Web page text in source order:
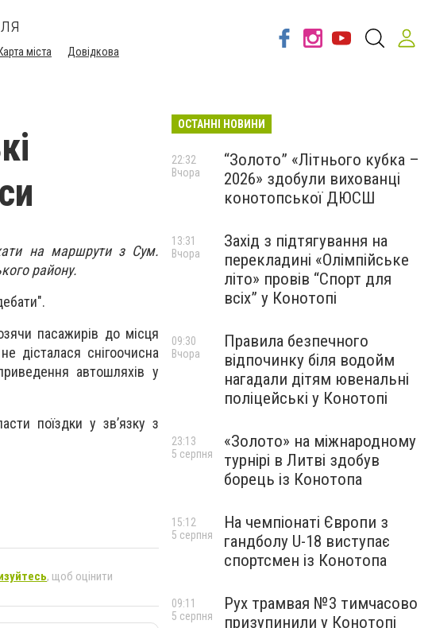
Карта міста Довідкова
на маршрути з Сум.
району.
пасажирів до місця
дісталася снігоочисна
автошляхів у
поїздки у зв’язку з
, щоб оцінити
ОСТАННІ НОВИНИ
“Золото” «Літнього кубка –
2026» здобули вихованці
конотопської ДЮСШ
22:32
Вчора
Захід з підтягування на
перекладині «Олімпійське
літо» провів “Спорт для
всіх” у Конотопі
13:31
Вчора
Правила безпечного
відпочинку біля водойм
нагадали дітям ювенальні
поліцейські у Конотопі
09:30
Вчора
«Золото» на міжнародному
турнірі в Литві здобув
борець із Конотопа
23:13
5 серпня
На чемпіонаті Європи з
гандболу U-18 виступає
спортсмен із Конотопа
15:12
5 серпня
Рух трамвая №3 тимчасово
призупинили у Конотопі
09:11
5 серпня